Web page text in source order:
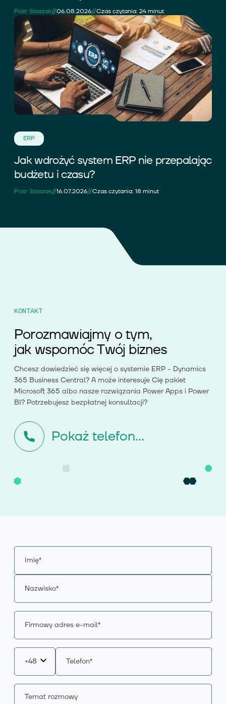
Piotr Staszak//06.08.2026//Czas czytania: 24 minut
ERP
Jak wdrożyć system ERP nie przepalając
budżetu i czasu?
Piotr Staszak//16.07.2026//Czas czytania: 18 minut
KONTAKT
Porozmawiajmy o tym,
jak wspomóc Twój biznes
Chcesz dowiedzieć się więcej o systemie ERP - Dynamics
365 Business Central? A może interesuje Cię pakiet
Microsoft 365 albo nasze rozwiązania Power Apps i Power
BI? Potrzebujesz bezpłatnej konsultacji?
Pokaż telefon...